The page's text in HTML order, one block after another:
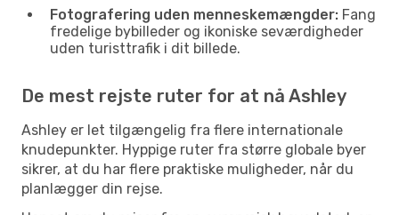
Fotografering uden menneskemængder: Fang
fredelige bybilleder og ikoniske seværdigheder
uden turisttrafik i dit billede.
De mest rejste ruter for at nå Ashley
Ashley er let tilgængelig fra flere internationale
knudepunkter. Hyppige ruter fra større globale byer
sikrer, at du har flere praktiske muligheder, når du
planlægger din rejse.